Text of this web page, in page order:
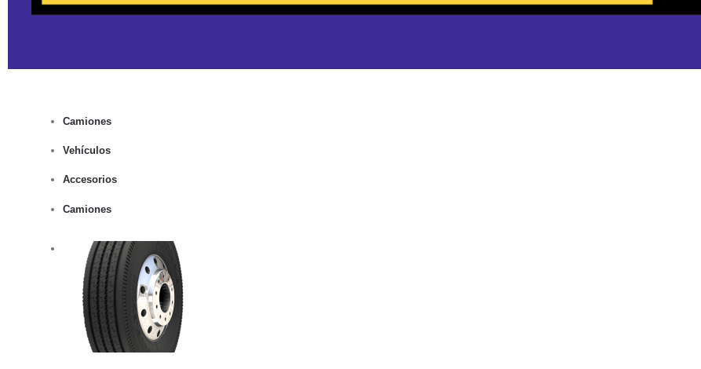
Camiones
Vehículos
Accesorios
Camiones